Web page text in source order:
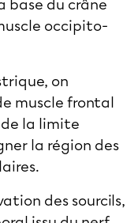
base du crâne
occipito-
on
muscle frontal
la limite
la région des
des sourcils,